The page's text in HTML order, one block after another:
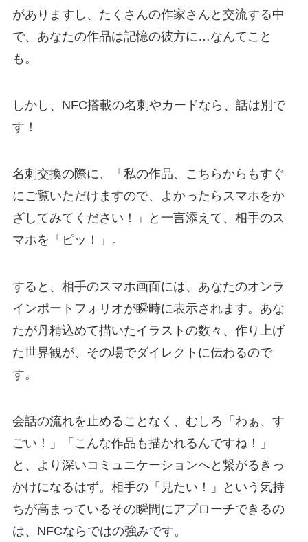
がありますし、たくさんの作家さんと交流する中
で、あなたの作品は記憶の彼方に…なんてこと
も。
しかし、NFC搭載の名刺やカードなら、話は別で
す！
名刺交換の際に、「私の作品、こちらからもすぐ
にご覧いただけますので、よかったらスマホをか
ざしてみてください！」と一言添えて、相手のス
マホを「ピッ！」。
すると、相手のスマホ画面には、あなたのオンラ
インポートフォリオが瞬時に表示されます。あな
たが丹精込めて描いたイラストの数々、作り上げ
た世界観が、その場でダイレクトに伝わるので
す。
会話の流れを止めることなく、むしろ「わぁ、す
ごい！」「こんな作品も描かれるんですね！」
と、より深いコミュニケーションへと繋がるきっ
かけになるはず。相手の「見たい！」という気持
ちが高まっているその瞬間にアプローチできるの
は、NFCならではの強みです。